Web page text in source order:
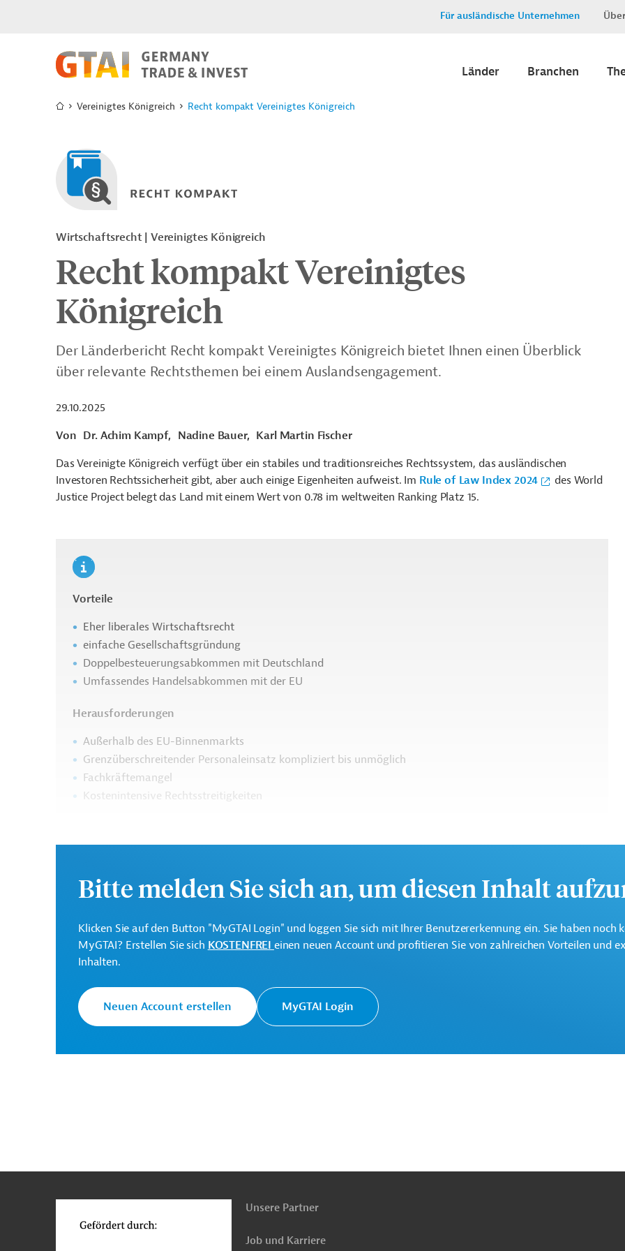
Für ausländische Unternehmen
Länder Branchen
Vereinigtes Königreich Recht kompakt Vereinigtes Königreich
Wirtschaftsrecht | Vereinigtes Königreich
Recht kompakt Vereinigtes
Königreich
Der Länderbericht Recht kompakt Vereinigtes Königreich bietet Ihnen einen Überblick
über relevante Rechtsthemen bei einem Auslandsengagement.
29.10.2025
Von Dr. Achim Kampf, Nadine Bauer, Karl Martin Fischer
Das Vereinigte Königreich verfügt über ein stabiles und traditionsreiches Rechtssystem, das ausländischen
Investoren Rechtssicherheit gibt, aber auch einige Eigenheiten aufweist. Im Rule of Law Index 2024
des World
Justice Project belegt das Land mit einem Wert von 0.78 im weltweiten Ranking Platz 15.
Vorteile
Eher liberales Wirtschaftsrecht
einfache Gesellschaftsgründung
Doppelbesteuerungsabkommen mit Deutschland
Umfassendes Handelsabkommen mit der EU
Herausforderungen
Außerhalb des EU-Binnenmarkts
Grenzüberschreitender Personaleinsatz kompliziert bis unmöglich
Fachkräftemangel
Kostenintensive Rechtsstreitigkeiten
Vereinigtes Königreich: Rechtssystem
Vereinigtes Königreich: Vertragsrecht
Vereinigtes Königreich: Sicherung von Ansprüchen
Vereinigtes Königreich: Öffentliche Aufträge
Vereinigtes Königreich: Ansprüche in der Insolvenz
Bitte melden Sie sich an, um diesen Inhalt
Klicken Sie auf den Button "MyGTAI Login" und loggen Sie sich mit Ihrer Benutzererkennung ein. Sie haben noch
MyGTAI? Erstellen Sie sich KOSTENFREI einen neuen Account und profitieren Sie von zahlreichen Vorteilen und
Inhalten.
Neuen Account erstellen MyGTAI Login
oben
Unsere Partner
Job und Karriere